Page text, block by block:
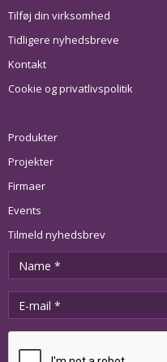
Tilføj din virksomhed
Tidligere nyhedsbreve
Kontakt
Cookie og privatlivspolitik
Produkter
Projekter
Firmaer
Events
Tilmeld nyhedsbrev